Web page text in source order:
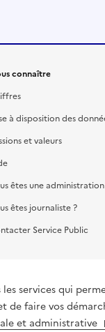
connaître
à disposition des
et valeurs
êtes une
êtes journaliste ?
Service Public
services qui
de faire vos
et administrative